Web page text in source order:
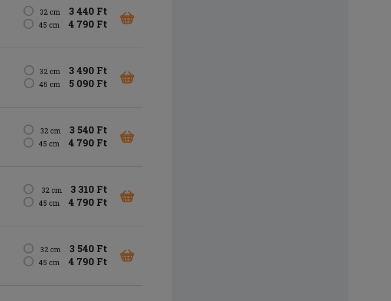
32 cm 3 440 Ft
45 cm 4 790 Ft
32 cm 3 490 Ft
45 cm 5 090 Ft
32 cm 3 540 Ft
45 cm 4 790 Ft
32 cm 3 310 Ft
45 cm 4 790 Ft
32 cm 3 540 Ft
45 cm 4 790 Ft